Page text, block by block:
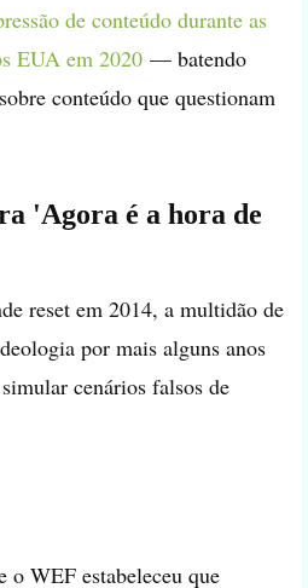
de conteúdo durante as
EUA em 2020 — batendo
conteúdo que questionam
'Agora é a hora de
reset em 2014, a multidão de
por mais alguns anos
cenários falsos de
o WEF estabeleceu que